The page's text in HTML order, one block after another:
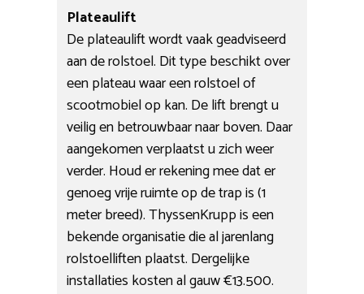
Plateaulift
De plateaulift wordt vaak geadviseerd
aan de rolstoel. Dit type beschikt over
een plateau waar een rolstoel of
scootmobiel op kan. De lift brengt u
veilig en betrouwbaar naar boven. Daar
aangekomen verplaatst u zich weer
verder. Houd er rekening mee dat er
genoeg vrije ruimte op de trap is (1
meter breed). ThyssenKrupp is een
bekende organisatie die al jarenlang
rolstoelliften plaatst. Dergelijke
installaties kosten al gauw €13.500.